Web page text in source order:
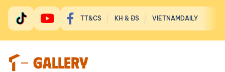
TT&CS KH & ĐS VIETNAMDAILY
GALLERY